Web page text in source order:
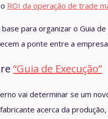
ROI da operação de trade
para organizar o Guia de
a ponte entre a
“Guia de Execução”
vai determinar se um
acerca da